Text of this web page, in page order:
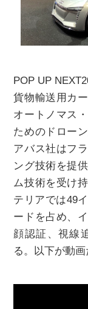
POP UP
貨物輸送用カ
オートノマス
ためのドロー
アバス社はフ
ング技術を提
ム技術を受け
テリアでは49
ードを占め、
顔認証、視線
る。以下が動画